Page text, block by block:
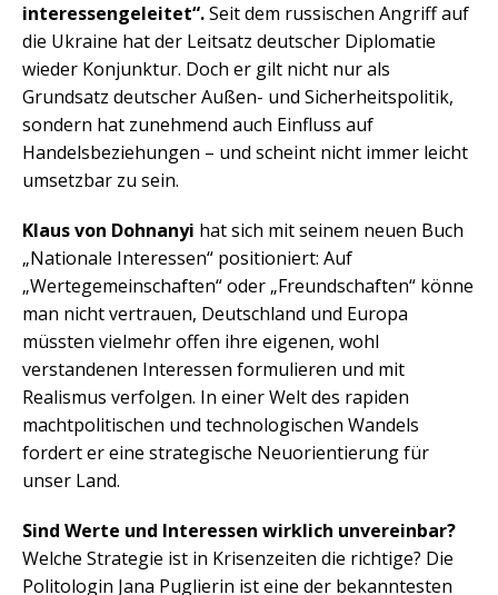
interessengeleitet“.Seit dem russischen Angriff auf
die Ukraine hat der Leitsatz deutscher Diplomatie
wieder Konjunktur. Doch er gilt nicht nur als
Grundsatz deutscher Außen- und Sicherheitspolitik,
sondern hat zunehmend auch Einfluss auf
Handelsbeziehungen – und scheint nicht immer leicht
umsetzbar zu sein.
Klaus von Dohnanyi hat sich mit seinem neuen Buch
„Nationale Interessen“ positioniert: Auf
„Wertegemeinschaften“ oder „Freundschaften“ könne
man nicht vertrauen, Deutschland und Europa
müssten vielmehr offen ihre eigenen, wohl
verstandenen Interessen formulieren und mit
Realismus verfolgen. In einer Welt des rapiden
machtpolitischen und technologischen Wandels
fordert er eine strategische Neuorientierung für
unser Land.
Sind Werte und Interessen wirklich unvereinbar?
Welche Strategie ist in Krisenzeiten die richtige? Die
Politologin Jana Puglierin ist eine der bekanntesten